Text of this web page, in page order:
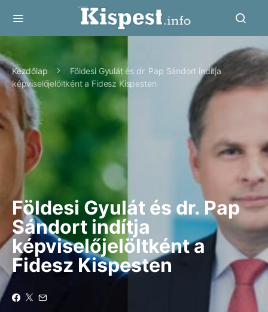
Kezdőlap
Földesi Gyulát és dr. Pap Sándort indítja
képviselőjelöltként a Fidesz Kispesten
Földesi Gyulát és dr. Pap
Sándort indítja
képviselőjelöltként a
Fidesz Kispesten